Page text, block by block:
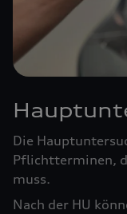
Die
Pflichtterminen,
muss.
Nach der HU